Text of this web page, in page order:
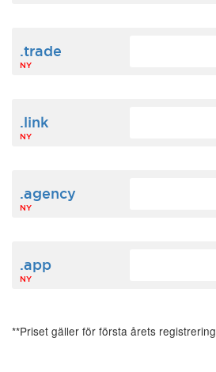
.trade
NY
.link
NY
.agency
NY
.app
NY
**Priset gäller för första årets registrering